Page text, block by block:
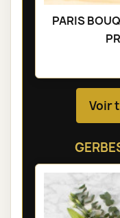
PARIS
Voir